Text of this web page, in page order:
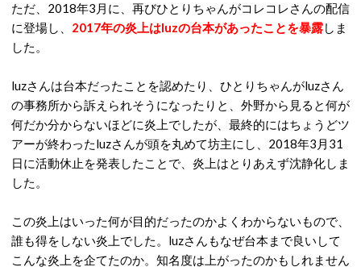
ただ、2018年3月に、再びひとりちゃんがコレコレさんの配信
に登場し、 2017年の炎上はluzの台本があったことを暴露しま
した。
luzさんは台本だったことを認めたり、ひとりちゃんがluzさん
の事務所から訴えられそうになったりと、外野から見ると何が
何だか分からないほどに炎上でしたが、最終的にはちょうどツ
アーが終わったluzさんが頭を丸めて坊主にし、2018年3月31
日に活動休止を発表したことで、炎上はとりあえず沈静化しま
した。
この炎上はいった何が目的だったのかよくわからないもので、
誰も得をしない炎上でした。luzさんもなぜ台本まで良いして
こんな炎上を企てたのか。知名度は上がったのかもしれません